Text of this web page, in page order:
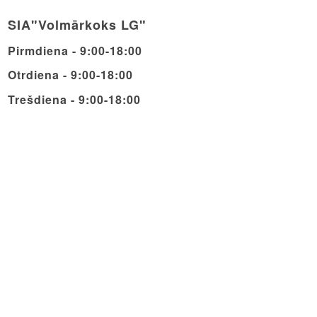
SIA"Volmārkoks LG"
Pirmdiena - 9:00-18:00
Otrdiena - 9:00-18:00
Trešdiena - 9:00-18:00